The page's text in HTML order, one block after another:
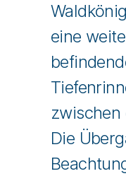
eine
zwischen
Die